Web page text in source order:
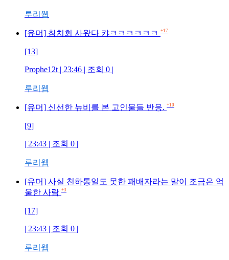
루리웹
[유머] 참치회 사왔다 캬ㅋㅋㅋㅋㅋㅋ +17
[13]
Prophe12t | 23:46 | 조회 0 |
루리웹
[유머] 신선한 뉴비를 본 고인물들 반응. +10
[9]
| 23:43 | 조회 0 |
루리웹
[유머] 사실 천하통일도 못한 패배자라는 말이 조금은 억
울한 사람 +3
[17]
| 23:43 | 조회 0 |
루리웹